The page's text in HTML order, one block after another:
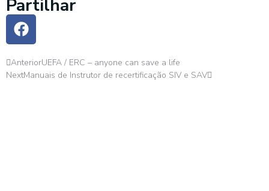
Partilhar
AnteriorUEFA / ERC – anyone can save a life
NextManuais de Instrutor de recertificação SIV e SAV